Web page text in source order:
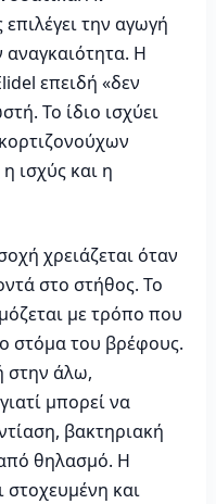
την αγωγή
αναγκαιότητα. Η
επειδή «δεν
Το ίδιο ισχύει
ισχύς και η
χρειάζεται όταν
στο στήθος. Το
με τρόπο που
στόμα του βρέφους.
στην άλω,
μπορεί να
βακτηριακή
θηλασμό. Η
στοχευμένη και